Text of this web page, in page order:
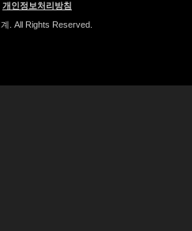
개인정보처리방침